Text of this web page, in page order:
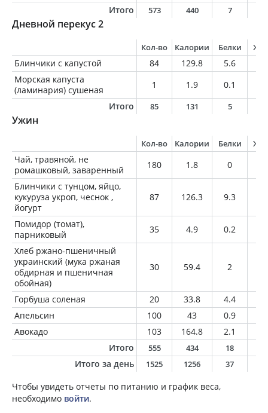
Итого
573 440 7
Дневной перекус 2
Кол-во Калории Белки
Блинчики с капустой 84 129.8 5.6
Морская капуста
(ламинария) сушеная
1 1.9 0.1
Итого
85 131 5
Ужин
Кол-во Калории Белки
Чай, травяной, не
ромашковый, заваренный
180 1.8 0
Блинчики с тунцом, яйцо,
кукуруза укроп, чеснок ,
йогурт
87 126.3 9.3
Помидор (томат),
парниковый
35 4.9 0.2
Хлеб ржано-пшеничный
украинский (мука ржаная
обдирная и пшеничная
обойная)
30 59.4 2
Горбуша соленая 20 33.8 4.4
Апельсин
100 43 0.9
Авокадо
103 164.8 2.1
Итого
555 434 18
Итого за день 1525 1256 37
Чтобы увидеть отчеты по питанию и график веса,
необходимо войти.